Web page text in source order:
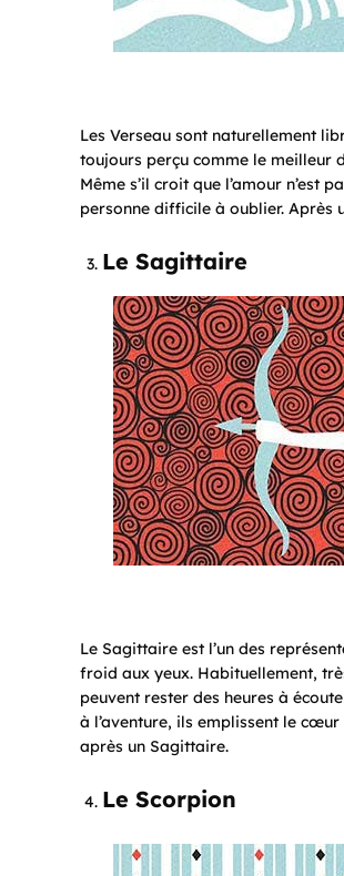
Les Verseau sont naturellement
toujours perçu comme le meilleur
Même s’il croit que l’amour n’est
personne difficile à oublier. Après
Le Sagittaire
Le Sagittaire est l’un des
froid aux yeux. Habituellement,
peuvent rester des heures à
à l’aventure, ils emplissent le
après un Sagittaire.
Le Scorpion